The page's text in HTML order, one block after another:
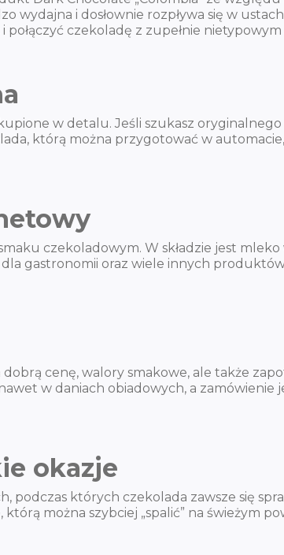
wydajna i dosłownie rozpływa się w
czekoladę z zupełnie nietypowym
w detalu. Jeśli szukasz
którą można przygotować w
czekoladowym. W składzie jest
gastronomii oraz wiele innych
cenę, walory smakowe, ale także
w daniach obiadowych, a
okazje
podczas których czekolada zawsze się
można szybciej „spalić” na świeżym